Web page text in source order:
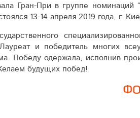
Гран-При в группе
13-14 апреля 2019 года, г.
и победитель многих
Победу одержала, исполнив
бу­ду­щих побед!